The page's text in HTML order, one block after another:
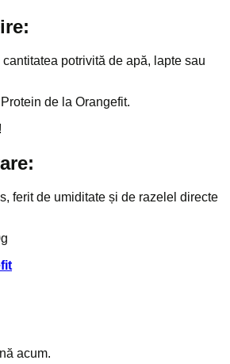
potrivită de apă, lapte sau
de la Orangefit.
ferit de umiditate și de razelel directe
acum.